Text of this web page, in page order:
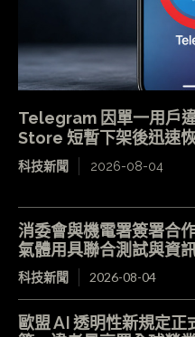
Telegram 因單一用戶
Store 短暫下架後迅速
科技新聞 2026-08-04
消委會與機電署簽署合
氣體用具聯合測試與資
科技新聞 2026-08-04
歐盟 AI 透明性新規定